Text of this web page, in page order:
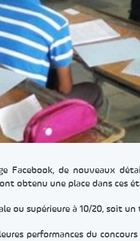
Facebook, de nouveaux
obtenu une place dans ces
ou supérieure à 10/20, soit
performances du